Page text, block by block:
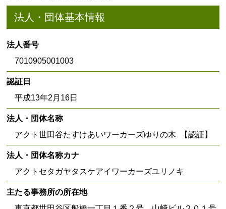
法人・団体基本情報
法人番号
7010905001003
認証日
平成13年2月16日
法人・団体名称
アクト世田谷たすけあいワーカーズゆりの木 【認証】
法人・団体名称カナ
アクトセタガヤタスケアイワーカーズユリノキ
主たる事務所の所在地